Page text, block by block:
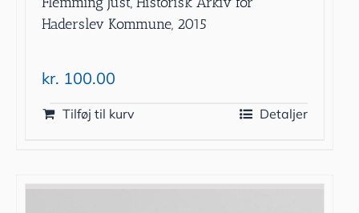
Haderslev Kommune, 2015
kr. 100.00
Tilføj til kurv Detaljer